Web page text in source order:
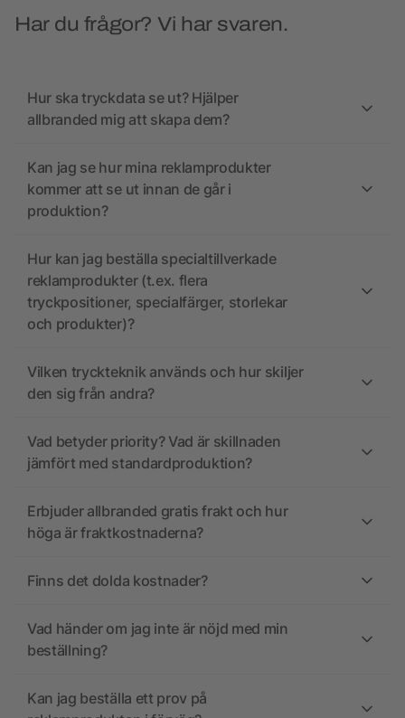
Har du frågor? Vi har svaren.
Hur ska tryckdata se ut? Hjälper
allbranded mig att skapa dem?
Kan jag se hur mina reklamprodukter
kommer att se ut innan de går i
produktion?
Hur kan jag beställa specialtillverkade
reklamprodukter (t.ex. flera
tryckpositioner, specialfärger, storlekar
och produkter)?
Vilken tryckteknik används och hur skiljer
den sig från andra?
Vad betyder priority? Vad är skillnaden
jämfört med standardproduktion?
Erbjuder allbranded gratis frakt och hur
höga är fraktkostnaderna?
Finns det dolda kostnader?
Vad händer om jag inte är nöjd med min
beställning?
Kan jag beställa ett prov på